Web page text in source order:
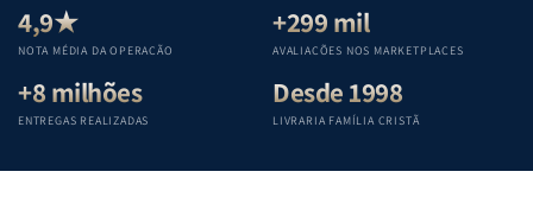
Teológica
Penkal
Penkal
Teológica
Penkal
4,9★
NOTA MÉDIA DA OPERAÇÃO
+299 mil
AVALIAÇÕES NOS MARKETPLACES
+8 milhões
ENTREGAS REALIZADAS
Desde 1998
LIVRARIA FAMÍLIA CRISTÃ